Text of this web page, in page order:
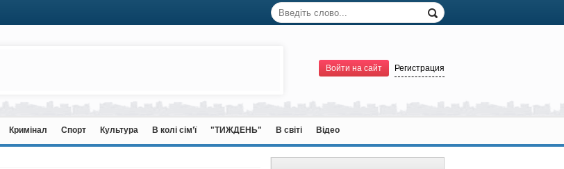
Войти на сайт Регистрация
Кримінал Спорт Культура В колі сім’ї "ТИЖДЕНЬ" В світі Відео